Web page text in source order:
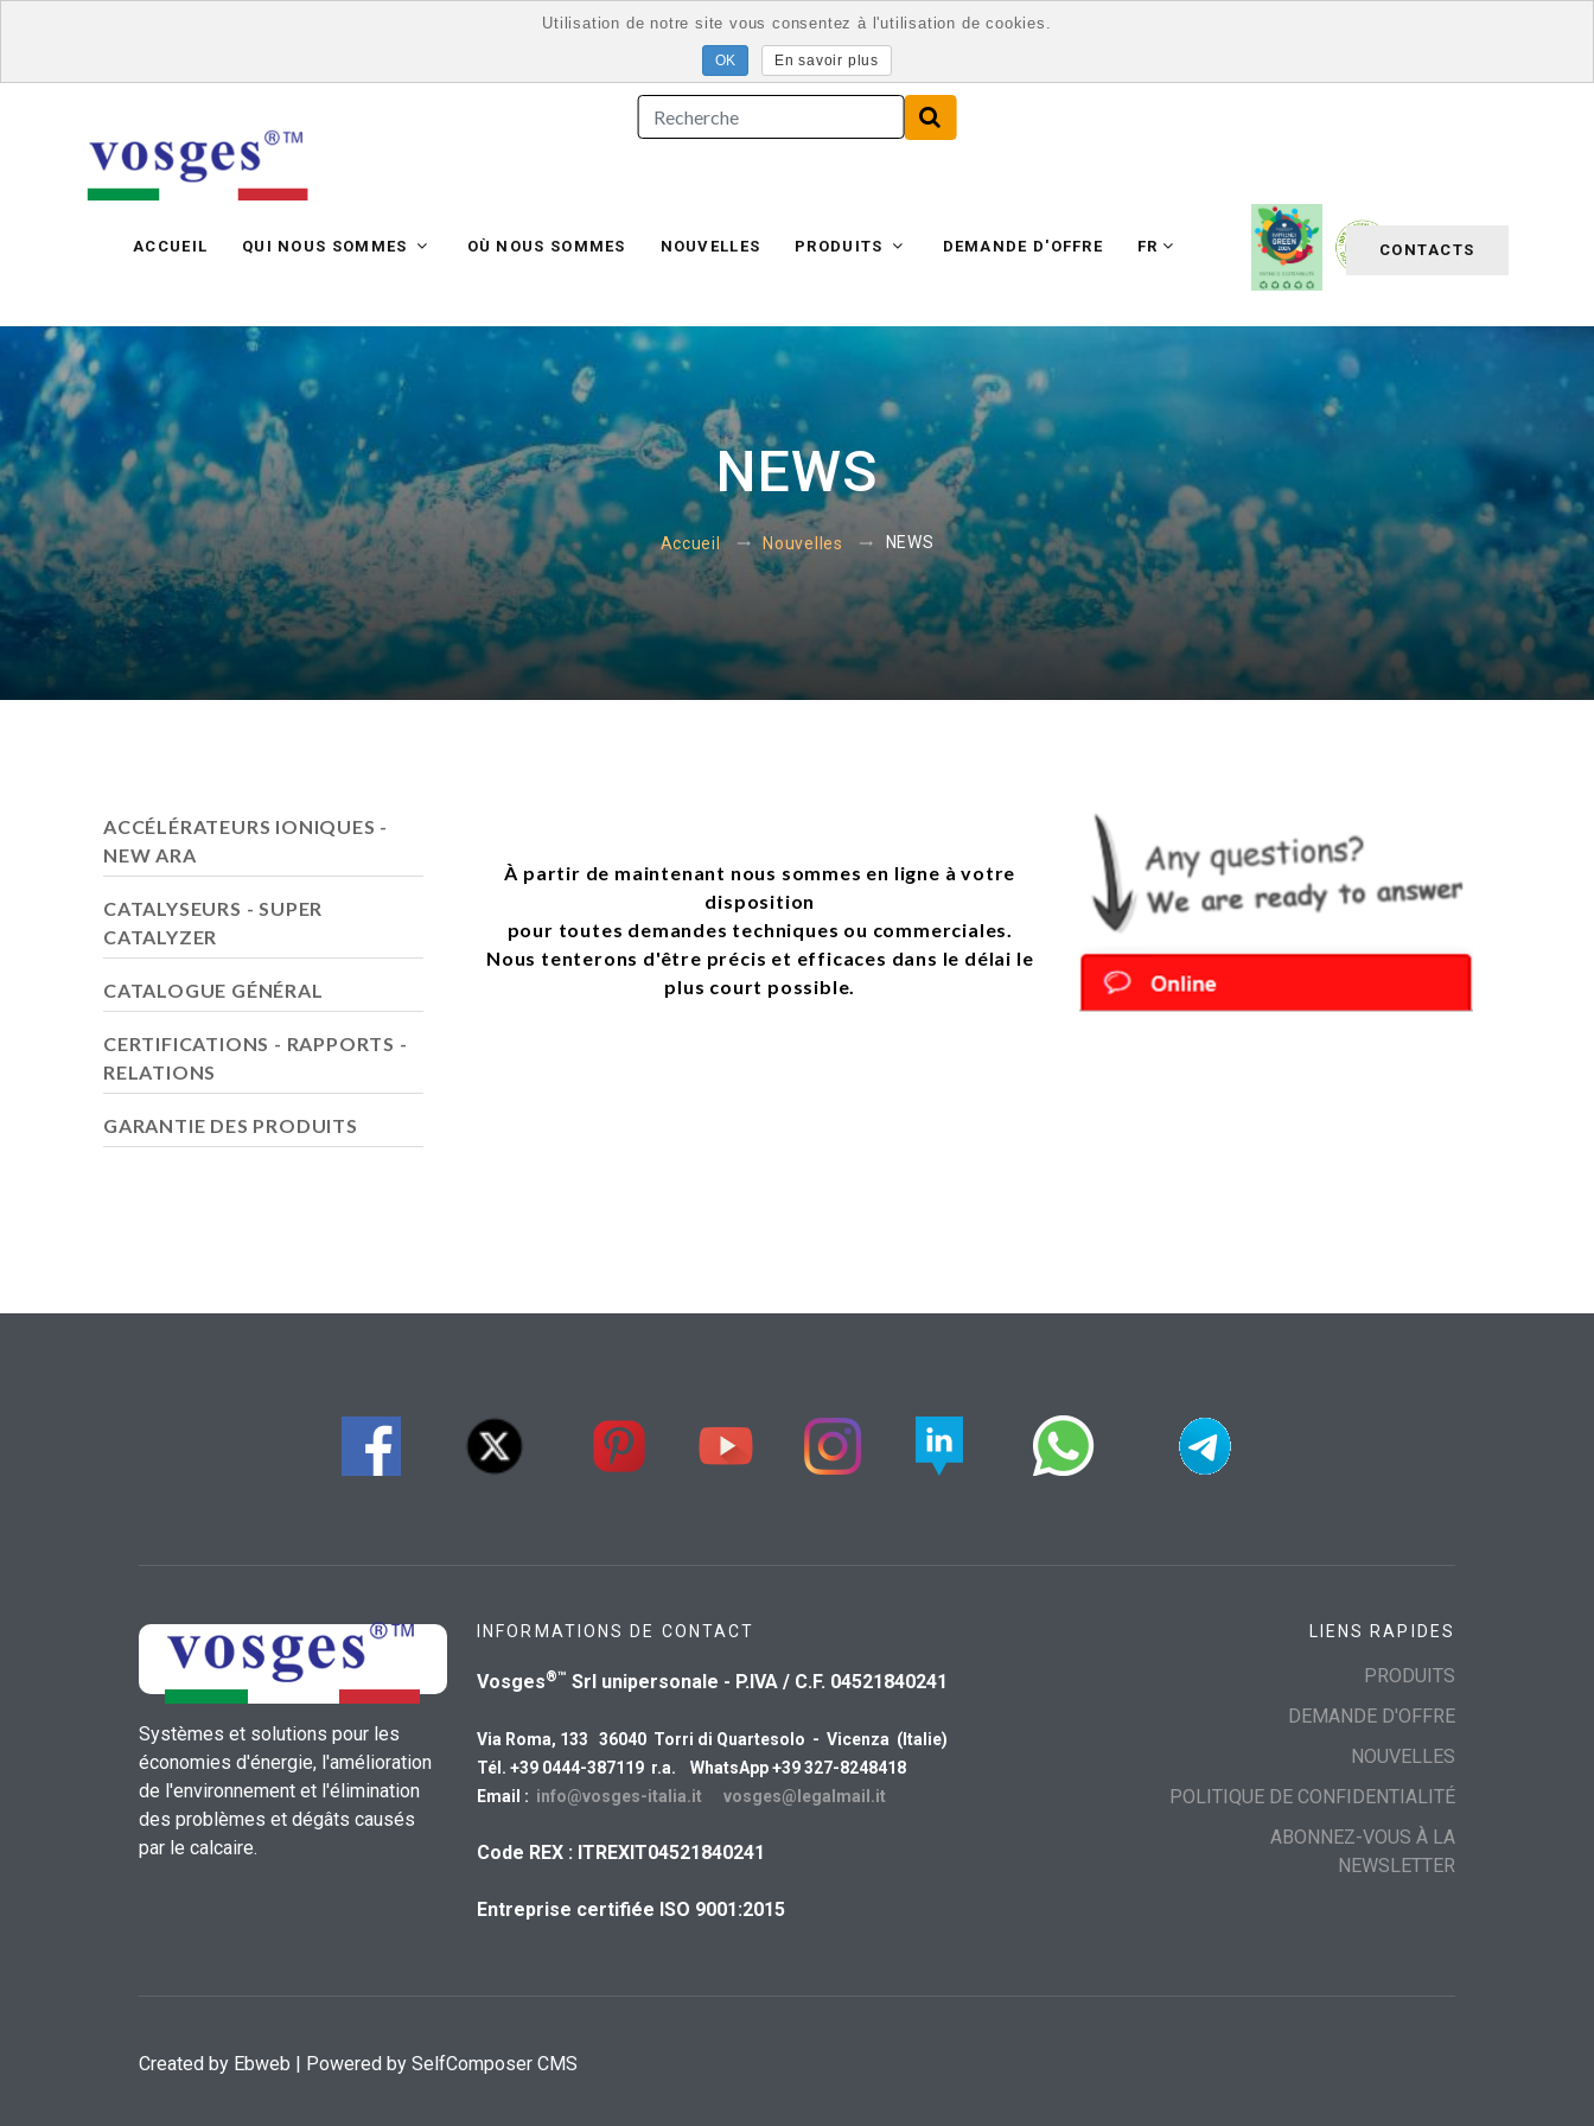
CONTACTS
ACCUEIL QUI NOUS SOMMES OÙ NOUS SOMMES NOUVELLES PRODUITS DEMANDE D'OFFRE FR
NEWS
Accueil Nouvelles NEWS
À partir de maintenant nous sommes en ligne à votre
disposition
pour toutes demandes techniques ou commerciales.
Nous tenterons d'être précis et efficaces dans le délai le
plus court possible.
ACCÉLÉRATEURS IONIQUES -
NEW ARA
CATALYSEURS - SUPER
CATALYZER
CATALOGUE GÉNÉRAL
CERTIFICATIONS - RAPPORTS -
RELATIONS
GARANTIE DES PRODUITS
Systèmes et solutions pour les
économies d'énergie, l'amélioration
de l'environnement et l'élimination
des problèmes et dégâts causés
par le calcaire.
INFORMATIONS DE CONTACT
Vosges®™ Srl unipersonale - P.IVA / C.F. 04521840241
Via Roma, 133 36040 Torri di Quartesolo - Vicenza (Italie)
Tél. +39 0444-387119 r.a. WhatsApp +39 327-8248418
Email : info@vosges-italia.it vosges@legalmail.it
Code REX : ITREXIT04521840241
Entreprise certifiée ISO 9001:2015
LIENS RAPIDES
PRODUITS
DEMANDE D'OFFRE
NOUVELLES
POLITIQUE DE CONFIDENTIALITÉ
ABONNEZ-VOUS À LA
NEWSLETTER
Created by Ebweb | Powered by SelfComposer CMS
Utilisation de notre site vous consentez à l'utilisation de cookies.
En savoir plus